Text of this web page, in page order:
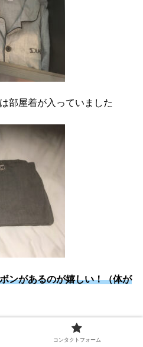
部屋着が入っていました
ンがあるのが嬉しい！（体が
コンタクトフォーム